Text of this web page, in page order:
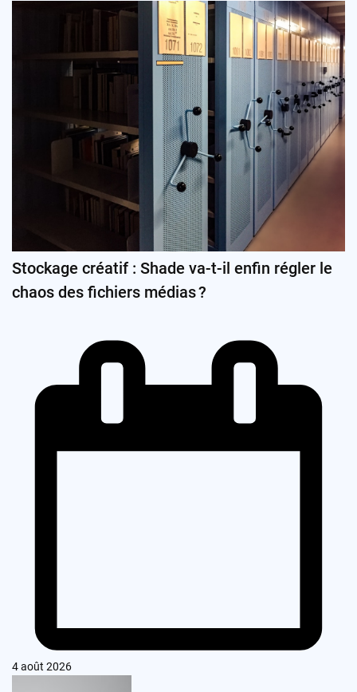
Stockage créatif : Shade va-t-il enfin régler le
chaos des fichiers médias ?
4 août 2026